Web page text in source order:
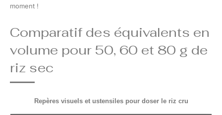
moment !
Comparatif des équivalents en
volume pour 50, 60 et 80 g de
riz sec
Repères visuels et ustensiles pour doser le riz cru